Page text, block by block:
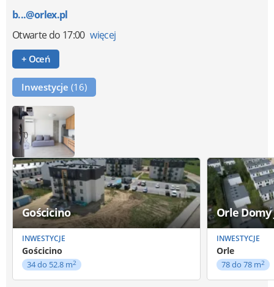
b...@orlex.pl
Otwartedo 17:00 więcej
+ Oceń
Inwestycje (16)
Gościcino
INWESTYCJE
Gościcino
34 do 52.8 m2
Orle
INWESTYCJE
Orle
78 do 78 m2